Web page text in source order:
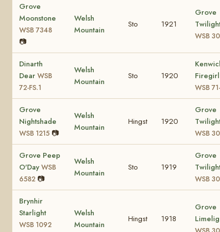
Grove
Moonstone
WSB 7348
📷
Welsh
Mountain
Sto 1921
Grove
WSB
Dinarth
Dear WSB
72-FS.1
Welsh
Mountain
Sto 1920
Firegirl
WSB
Grove
Nightshade
WSB 1215 📷
Welsh
Mountain
Hingst 1920
Grove
WSB
Grove Peep
O'Day WSB
6582 📷
Welsh
Mountain
Sto 1919
Grove
WSB
Brynhir
Starlight
WSB 1092
Welsh
Mountain
Hingst 1918
Grove